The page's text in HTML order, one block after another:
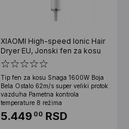
XIAOMI High-speed Ionic Hair
Dryer EU, Jonski fen za kosu
Tip fen za kosu Snaga 1600W Boja
Bela Ostalo 62m/s super veliki protok
vazduha Pametna kontrola
temperature 8 režima
5.449 00 RSD